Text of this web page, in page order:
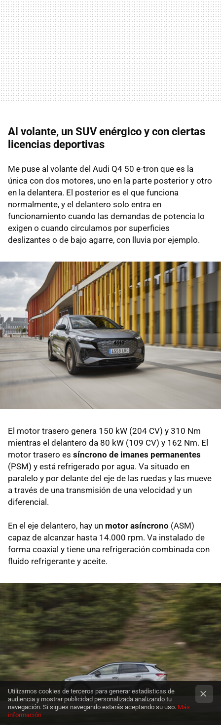
Al volante, un SUV enérgico y con ciertas
licencias deportivas
Me puse al volante del Audi Q4 50 e-tron que es la
única con dos motores, uno en la parte posterior y otro
en la delantera. El posterior es el que funciona
normalmente, y el delantero solo entra en
funcionamiento cuando las demandas de potencia lo
exigen o cuando circulamos por superficies
deslizantes o de bajo agarre, con lluvia por ejemplo.
El motor trasero genera 150 kW (204 CV) y 310 Nm
mientras el delantero da 80 kW (109 CV) y 162 Nm. El
motor trasero es síncrono de imanes permanentes
(PSM) y está refrigerado por agua. Va situado en
paralelo y por delante del eje de las ruedas y las mueve
a través de una transmisión de una velocidad y un
diferencial.
En el eje delantero, hay un motor asíncrono (ASM)
capaz de alcanzar hasta 14.000 rpm. Va instalado de
forma coaxial y tiene una refrigeración combinada con
fluido refrigerante y aceite.
Utilizamos cookies de terceros para generar estadísticas de
audiencia y mostrar publicidad personalizada analizando tu
navegación. Si sigues navegando estarás aceptando su uso. Más
información